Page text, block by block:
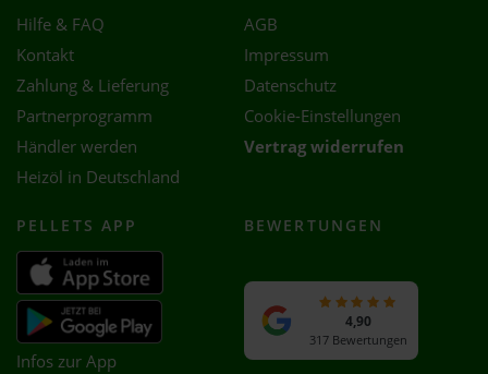
Hilfe & FAQ
Kontakt
Zahlung & Lieferung
Partnerprogramm
Händler werden
Heizöl in Deutschland
AGB
Impressum
Datenschutz
Cookie-Einstellungen
Vertrag widerrufen
PELLETS APP
Infos zur App
BEWERTUNGEN
4,90
317 Bewertungen